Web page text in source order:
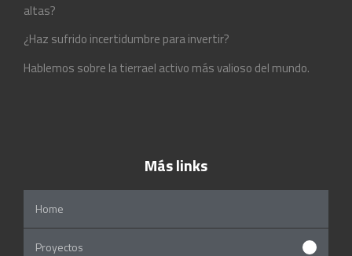
altas?
¿Haz sufrido incertidumbre para invertir?
Hablemos sobre la tierrael activo más valioso del mundo.
Más links
Home
Proyectos